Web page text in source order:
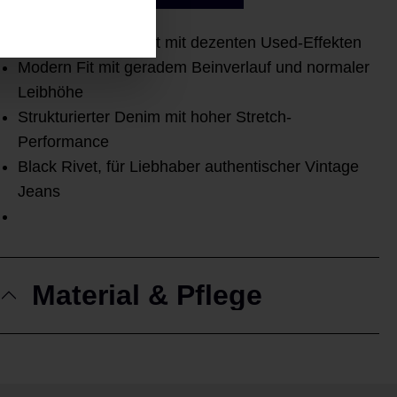
Kernige Five Pocket mit dezenten Used-Effekten
Modern Fit mit geradem Beinverlauf und normaler
Leibhöhe
Strukturierter Denim mit hoher Stretch-
Performance
Black Rivet, für Liebhaber authentischer Vintage
Jeans
Material & Pflege